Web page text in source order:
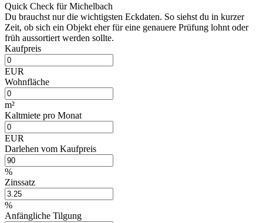
Quick Check für Michelbach
Du brauchst nur die wichtigsten Eckdaten. So siehst du in kurzer
Zeit, ob sich ein Objekt eher für eine genauere Prüfung lohnt oder
früh aussortiert werden sollte.
Kaufpreis
EUR
Wohnfläche
m²
Kaltmiete pro Monat
EUR
Darlehen vom Kaufpreis
%
Zinssatz
%
Anfängliche Tilgung